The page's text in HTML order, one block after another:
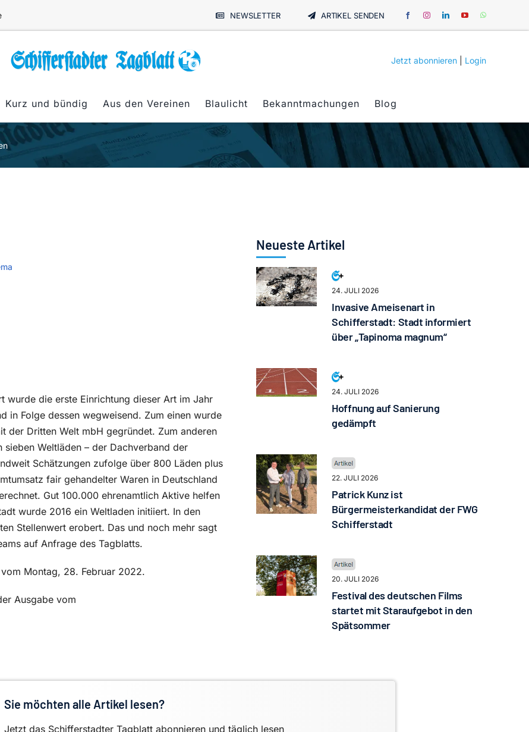
NEWSLETTER ARTIKEL SENDEN
Jetzt abonnieren Login
Kurz und bündig Aus den Vereinen Blaulicht Bekanntmachungen Blog
wurde die erste Einrichtung dieser Art im Jahr
in Folge dessen wegweisend. Zum einen wurde
der Dritten Welt mbH gegründet. Zum anderen
Weltläden – der Dachverband der
Schätzungen zufolge über 800 Läden plus
fair gehandelter Waren in Deutschland
Gut 100.000 ehrenamtlich Aktive helfen
wurde 2016 ein Weltladen initiiert. In den
Stellenwert erobert. Das und noch mehr sagt
auf Anfrage des Tagblatts.
Montag, 28. Februar 2022.
Ausgabe vom
Neueste Artikel
24. JULI 2026
Invasive Ameisenart in
Schifferstadt: Stadt informiert
über „Tapinoma magnum“
24. JULI 2026
Hoffnung auf Sanierung
gedämpft
22. JULI 2026
Patrick Kunz ist
Bürgermeisterkandidat der FWG
Schifferstadt
20. JULI 2026
Festival des deutschen Films
startet mit Staraufgebot in den
Spätsommer
Sie möchten alle Artikel lesen?
Jetzt das Schifferstadter Tagblatt abonnieren und täglich lesen